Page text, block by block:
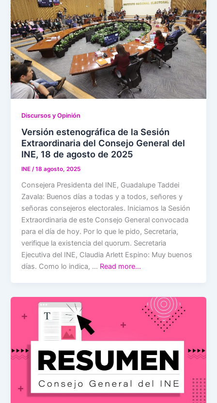
Discursos y Opinión
Versión estenográfica de la Sesión
Extraordinaria del Consejo General del
INE, 18 de agosto de 2025
INE/18 agosto, 2025
Consejera Presidenta del INE, Guadalupe Taddei
Zavala: Buenos días a todas y a todos, señores y
señoras consejeros electorales. Iniciamos la Sesión
Extraordinaria de este Consejo General convocada
para el día de hoy. Por lo que le pido, Secretaria,
verifique la existencia del quorum. Secretaria
Ejecutiva del INE, Claudia Arlett Espino: Muy buenos
días. Como lo indica, … Read more…